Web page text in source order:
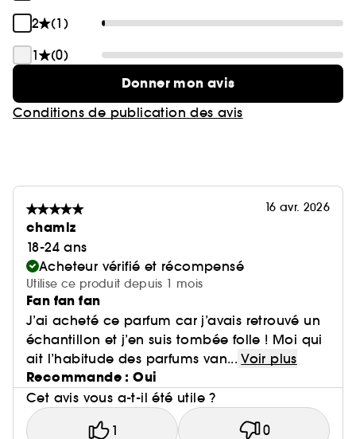
2
(1)
1
(0)
Donner mon avis
Conditions de publication des avis
16 avr. 2026
chamlz
18-24 ans
Acheteur vérifié et récompensé
Utilise ce produit depuis 1 mois
Fan fan fan
J’ai acheté ce parfum car j’avais retrouvé un
échantillon et j’en suis tombée folle ! Moi qui
ait l’habitude des parfums van... Voir plus
Recommande : Oui
Cet avis vous a-t-il été utile ?
1 0